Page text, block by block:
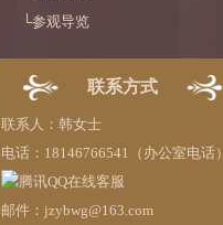
└参观导览
联系方式
联系人：韩女士
电话：18146766541（办公室电话）
邮件：jzybwg@163.com